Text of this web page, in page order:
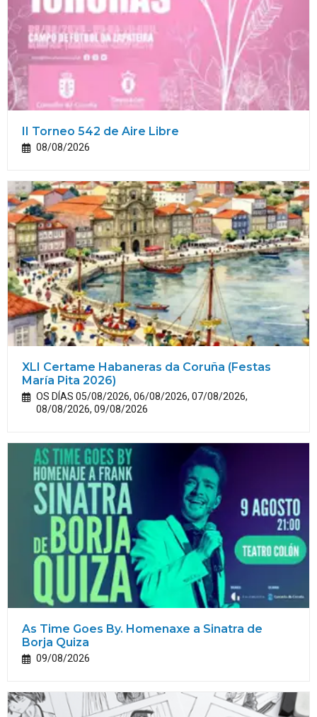
II Torneo 542 de Aire Libre
08/08/2026
XLI Certame Habaneras da Coruña (Festas
María Pita 2026)
OS DÍAS 05/08/2026, 06/08/2026, 07/08/2026,
08/08/2026, 09/08/2026
As Time Goes By. Homenaxe a Sinatra de
Borja Quiza
09/08/2026